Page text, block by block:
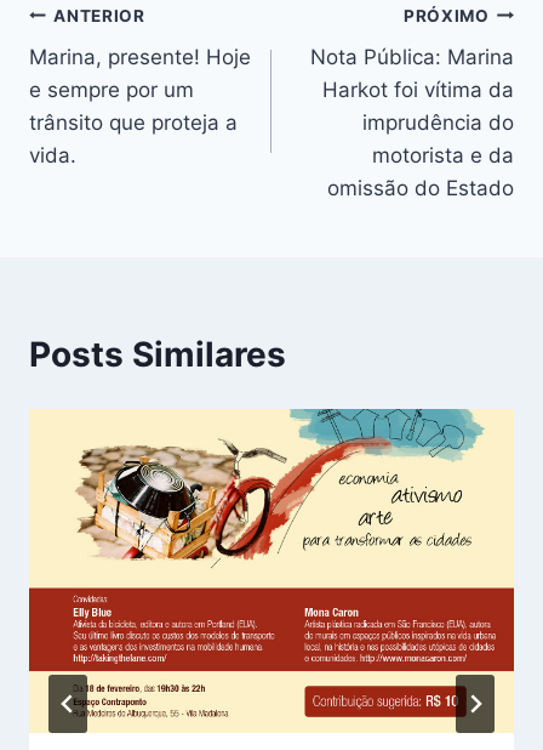
Navegação
de
Post
ANTERIOR
Marina, presente! Hoje
e sempre por um
trânsito que proteja a
vida.
PRÓXIMO
Nota Pública: Marina
Harkot foi vítima da
imprudência do
motorista e da
omissão do Estado
Posts Similares